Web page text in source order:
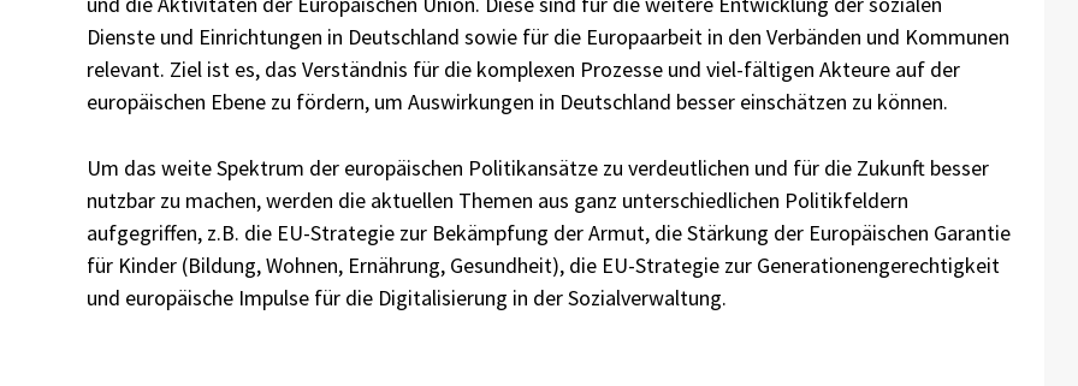
Dienste und Einrichtungen in Deutschland sowie für die Europaarbeit in den Verbänden und Kommunen
relevant. Ziel ist es, das Verständnis für die komplexen Prozesse und viel-fältigen Akteure auf der
europäischen Ebene zu fördern, um Auswirkungen in Deutschland besser einschätzen zu können.
Um das weite Spektrum der europäischen Politikansätze zu verdeutlichen und für die Zukunft besser
nutzbar zu machen, werden die aktuellen Themen aus ganz unterschiedlichen Politikfeldern
aufgegriffen, z.B. die EU-Strategie zur Bekämpfung der Armut, die Stärkung der Europäischen Garantie
für Kinder (Bildung, Wohnen, Ernährung, Gesundheit), die EU-Strategie zur Generationengerechtigkeit
und europäische Impulse für die Digitalisierung in der Sozialverwaltung.